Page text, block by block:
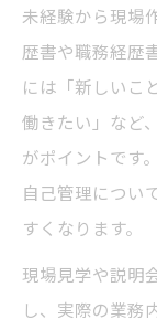
未経験から現場
歴書や職務経歴
には「新しいこ
働きたい」など
がポイントです
自己管理につい
すくなります。
現場見学や説明
し、実際の業務